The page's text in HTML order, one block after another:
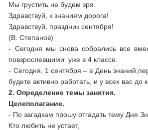
Мы грустить не будем зря.
Здравствуй, к знаниям дорога!
Здравствуй, праздник
(В. Степанов)
- Сегодня мы снова собрались все
повзрослевшими уже в 4 классе.
- Сегодня, 1 сентября – в День
будете активно работать, и у всех вас
2. Определение темы занятия.
Целеполагание.
- По загадкам прошу отгадать тему Дня
Кто любить не устает,